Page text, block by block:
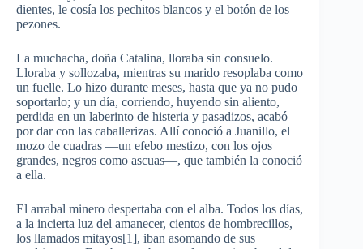
dientes, le cosía los pechitos blancos y el botón de los
pezones.
La muchacha, doña Catalina, lloraba sin consuelo.
Lloraba y sollozaba, mientras su marido resoplaba como
un fuelle. Lo hizo durante meses, hasta que ya no pudo
soportarlo; y un día, corriendo, huyendo sin aliento,
perdida en un laberinto de histeria y pasadizos, acabó
por dar con las caballerizas. Allí conoció a Juanillo, el
mozo de cuadras —un efebo mestizo, con los ojos
grandes, negros como ascuas—, que también la conoció
a ella.
El arrabal minero despertaba con el alba. Todos los días,
a la incierta luz del amanecer, cientos de hombrecillos,
los llamados mitayos[1], iban asomando de sus